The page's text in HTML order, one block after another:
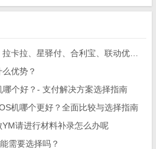
优势？
个好？- 支付解决方案选择指南
机哪个更好？全面比较与选择指南
请进行材料补录怎么办呢
需要选择吗？